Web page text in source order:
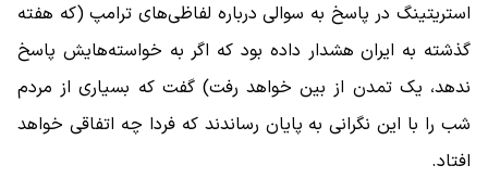
استریتینگ در پاسخ به سوالی درباره لفاظی‌های ترامپ (که هفته
گذشته به ایران هشدار داده بود که اگر به خواسته‌هایش پاسخ
ندهد، یک تمدن از بین خواهد رفت) گفت که بسیاری از مردم
شب را با این نگرانی به پایان رساندند که فردا چه اتفاقی خواهد
افتاد.